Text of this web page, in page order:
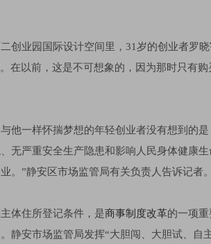
创业园国际设计空间里，31岁的创业者罗
在以前，这是不可想象的，因为那时只有
他一样怀揣梦想的年轻创业者没有想到的
无严重安全生产隐患和影响人民身体健康
。”静安区市场监管局有关负责人告诉记者。
体住所登记条件，是商事制度改革的一项
静安市场监管局发挥“大胆闯、大胆试、自